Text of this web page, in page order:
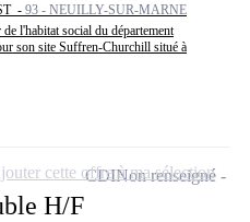
- 93 - NEUILLY-SUR-MARNE
l'habitat social du département
son site Suffren-Churchill situé à
H/F
CDINon renseigné
cette offre à ma sélection